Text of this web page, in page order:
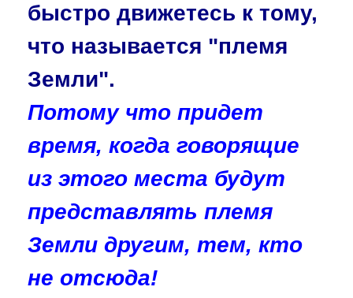
быстро движетесь к тому,
что называется "племя
Земли".
Потому что придет
время, когда говорящие
из этого места будут
представлять племя
Земли другим, тем, кто
не отсюда!